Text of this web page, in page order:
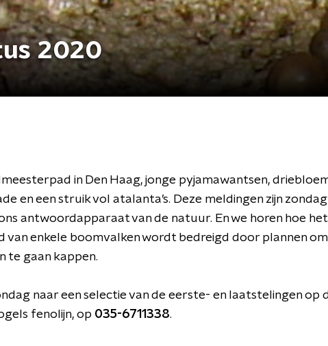
2020
in Den Haag, jonge pyjamawantsen,
en een struik vol atalanta’s. Deze meldingen zijn
antwoordapparaat van de natuur. En we horen hoe het
van enkele boomvalken wordt bedreigd door plannen om
te gaan kappen.
naar een selectie van de eerste- en laatstelingen op
fenolijn, op 035-6711338.